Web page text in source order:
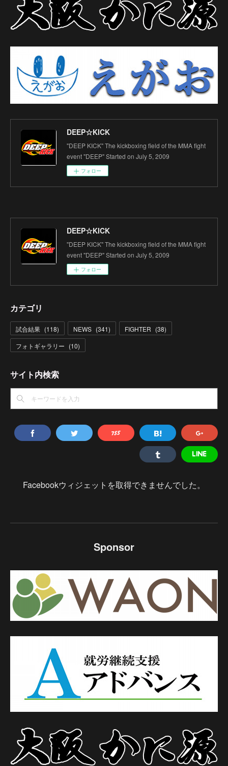
DEEP☆KICK
"DEEP KICK" The kickboxing field of the MMA fight
event "DEEP" Started on July 5, 2009
フォロー
DEEP☆KICK
"DEEP KICK" The kickboxing field of the MMA fight
event "DEEP" Started on July 5, 2009
フォロー
カテゴリ
試合結果 (118) NEWS (341) FIGHTER (38)
フォトギャラリー (10)
サイト内検索
Facebookウィジェットを取得できませんでした。
Sponsor